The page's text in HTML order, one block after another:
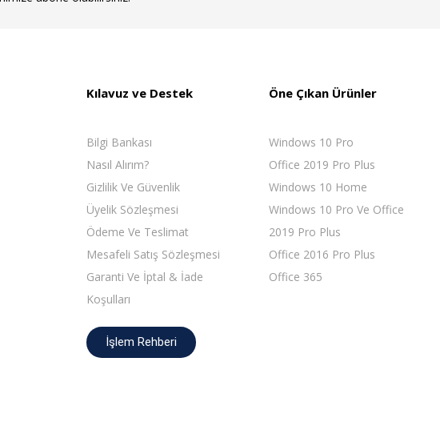
Kılavuz ve Destek
Bilgi Bankası
Nasıl Alırım?
Gizlilik Ve Güvenlik
Üyelik Sözleşmesi
Ödeme Ve Teslimat
Mesafeli Satış Sözleşmesi
Garanti Ve İptal & İade
Koşulları
İşlem Rehberi
Öne Çıkan Ürünler
Windows 10 Pro
Office 2019 Pro Plus
Windows 10 Home
Windows 10 Pro Ve Office
2019 Pro Plus
Office 2016 Pro Plus
Office 365